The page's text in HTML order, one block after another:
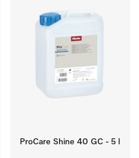
ProCare Shine 40 GC - 5 l